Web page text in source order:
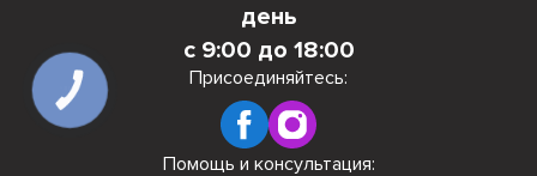
день
с 9:00 до 18:00
Присоединяйтесь:
Помощь и консультация:
КНОПКА
СВЯЗИ